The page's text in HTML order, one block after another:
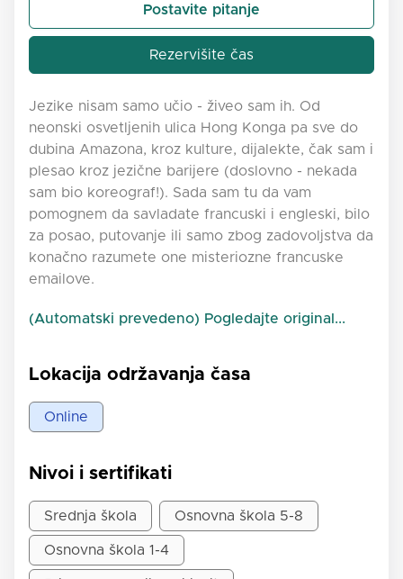
Postavite pitanje
Rezervišite čas
Jezike nisam samo učio - živeo sam ih. Od
neonski osvetljenih ulica Hong Konga pa sve do
dubina Amazona, kroz kulture, dijalekte, čak sam i
plesao kroz jezične barijere (doslovno - nekada
sam bio koreograf!). Sada sam tu da vam
pomognem da savladate francuski i engleski, bilo
za posao, putovanje ili samo zbog zadovoljstva da
konačno razumete one misteriozne francuske
emailove.
(Automatski prevedeno) Pogledajte original...
Lokacija održavanja časa
Online
Nivoi i sertifikati
Srednja škola Osnovna škola 5-8
Osnovna škola 1-4